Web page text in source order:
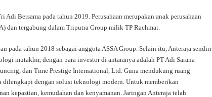
Bersama pada tahun 2019. Perusahaan merupakan anak perusahaan
dan tergabung dalam Triputra Group milik TP Rachmat.
pada tahun 2018 sebagai anggota ASSA Group. Selain itu, Anteraja sendiri
mutakhir, dengan para investor di antaranya adalah PT Adi Sarana
dan Time Prestige International, Ltd. Guna mendukung ruang
dilengkapi dengan solusi teknologi modern. Untuk memberikan
kepastian, kemudahan dan kenyamanan. Jaringan Anteraja telah